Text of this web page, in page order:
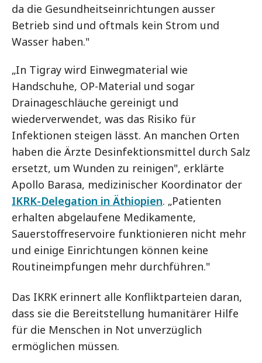
da die Gesundheitseinrichtungen ausser
Betrieb sind und oftmals kein Strom und
Wasser haben."
„In Tigray wird Einwegmaterial wie
Handschuhe, OP-Material und sogar
Drainageschläuche gereinigt und
wiederverwendet, was das Risiko für
Infektionen steigen lässt. An manchen Orten
haben die Ärzte Desinfektionsmittel durch Salz
ersetzt, um Wunden zu reinigen", erklärte
Apollo Barasa, medizinischer Koordinator der
IKRK-Delegation in Äthiopien. „Patienten
erhalten abgelaufene Medikamente,
Sauerstoffreservoire funktionieren nicht mehr
und einige Einrichtungen können keine
Routineimpfungen mehr durchführen."
Das IKRK erinnert alle Konfliktparteien daran,
dass sie die Bereitstellung humanitärer Hilfe
für die Menschen in Not unverzüglich
ermöglichen müssen.